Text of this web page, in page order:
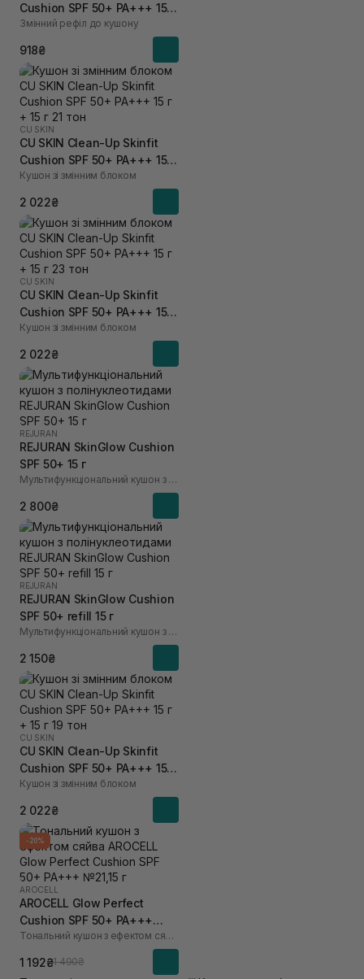
Cushion SPF 50+ PA+++ 15 г
23 тон
Змінний рефіл до кушону
918₴
CU SKIN
CU SKIN Clean-Up Skinfit
Cushion SPF 50+ PA+++ 15 г
+ 15 г 21 тон
Кушон зі змінним блоком
2 022₴
CU SKIN
CU SKIN Clean-Up Skinfit
Cushion SPF 50+ PA+++ 15 г
+ 15 г 23 тон
Кушон зі змінним блоком
2 022₴
REJURAN
REJURAN SkinGlow Cushion
SPF 50+ 15 г
Мультифункціональний кушон з полінуклеотидами
2 800₴
REJURAN
REJURAN SkinGlow Cushion
SPF 50+ refill 15 г
Мультифункціональний кушон з полінуклеотидами
2 150₴
CU SKIN
CU SKIN Clean-Up Skinfit
Cushion SPF 50+ PA+++ 15 г
+ 15 г 19 тон
Кушон зі змінним блоком
2 022₴
-20%
AROCELL
AROCELL Glow Perfect
Cushion SPF 50+ PA+++
№21,15 г
Тональний кушон з ефектом сяйва
1 192₴1 490₴